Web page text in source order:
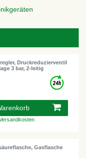
Druckreduzierventil
3 bar, 2-leitig
Gasflasche